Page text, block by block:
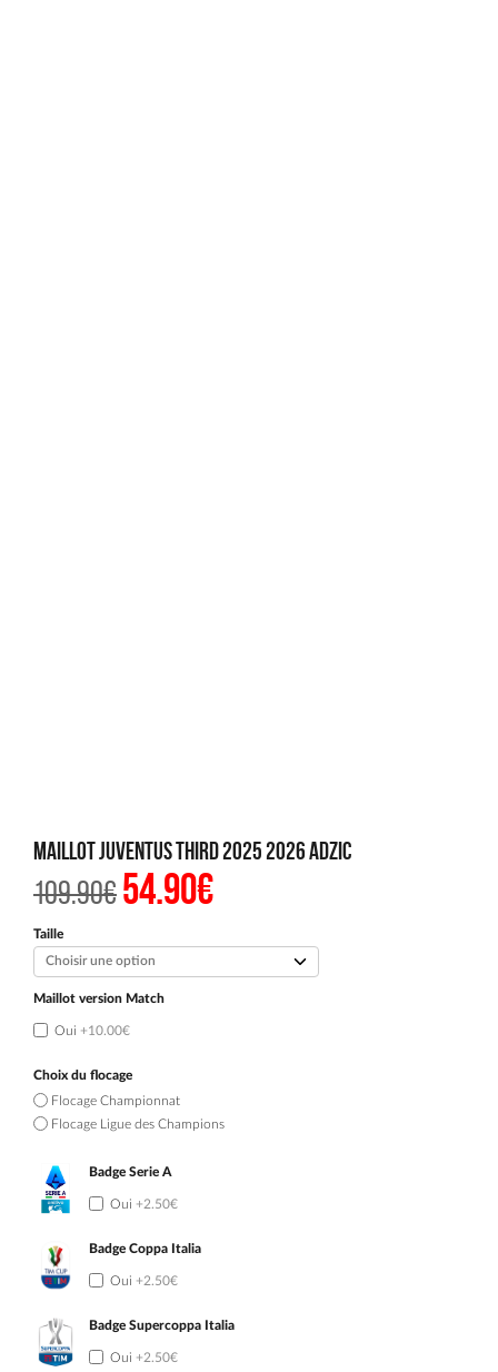
Maillot Juventus Third 2025 2026 Adzic
109.90€Le
prix
était :
109.90€.
54.90€Le
prix
est :
54.90€.
Taille
Maillot version Match
Oui +10.00€
Choix du flocage
Flocage Championnat
Flocage Ligue des Champions
Badge Serie A
Oui +2.50€
Badge Coppa Italia
Oui +2.50€
Badge Supercoppa Italia
Oui +2.50€